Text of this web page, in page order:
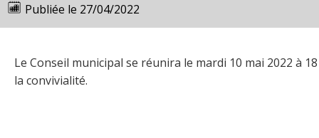
Publiée le 27/04/2022
Le Conseil municipal se réunira le mardi 10 mai 2022 à
la convivialité.